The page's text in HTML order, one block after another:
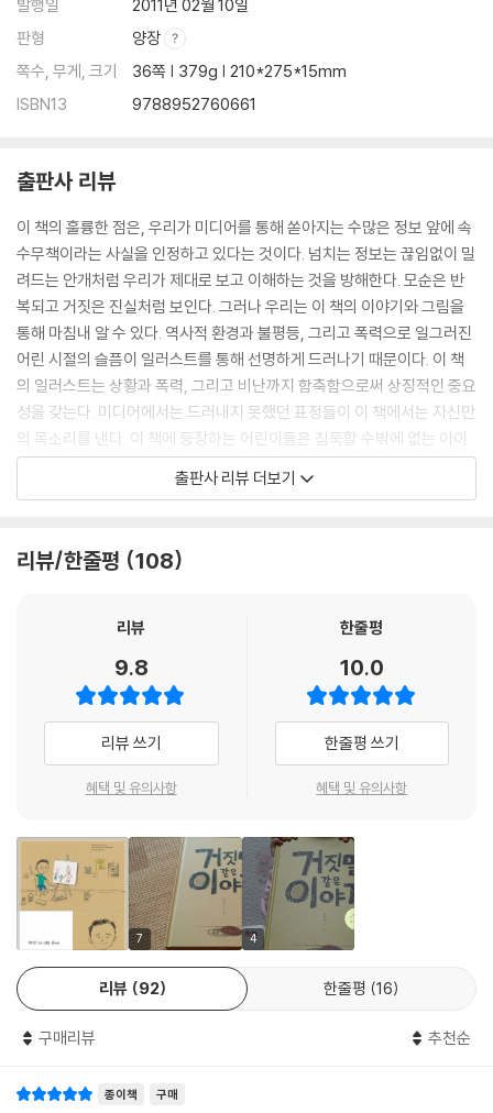
발행일
2011년 02월 10일
판형
양장
쪽수, 무게, 크기
36쪽 | 379g | 210*275*15mm
ISBN13
9788952760661
출판사 리뷰
이 책의 훌륭한 점은, 우리가 미디어를 통해 쏟아지는 수많은 정보 앞에 속
수무책이라는 사실을 인정하고 있다는 것이다. 넘치는 정보는 끊임없이 밀
려드는 안개처럼 우리가 제대로 보고 이해하는 것을 방해한다. 모순은 반
복되고 거짓은 진실처럼 보인다. 그러나 우리는 이 책의 이야기와 그림을
통해 마침내 알 수 있다. 역사적 환경과 불평등, 그리고 폭력으로 일그러진
어린 시절의 슬픔이 일러스트를 통해 선명하게 드러나기 때문이다. 이 책
의 일러스트는 상황과 폭력, 그리고 비난까지 함축함으로써 상징적인 중요
성을 갖는다. 미디어에서는 드러내지 못했던 표정들이 이 책에서는 자신만
의 목소리를 낸다. 이 책에 등장하는 어린이들은 침묵할 수밖에 없는 아이
들을 대변하고 있는 것이다. 조화로운 구성과 시적 특징은 고통 받는 아이
들에 대한 이 이야기를 한층 더 품격 있게 만든다. --- 『거짓말 같은 이야
거짓말 같지만 현실에서 진짜 일어나고 있는 일들을 통해 깊은 충격과 울
1959년 채택된 국제연합 아동 인권 선언문에 따르면, 모든 어린이에게는
10가지 기본적 인권이 있다. 무차별 평등, 기회 균등, 사회 보장, 우선적 보
호, 학대 방지, 모든 착취에서의 보호, 위급한 상황에서 우선 구조, 고아 및
기아의 수용 구호, 혹사 금지, 세계 평화에 기여함이다. 『거짓말 같은 이야
기』는 위와 같은 기본적 인권을 누리지 못하고 지구촌 곳곳에서 힘겨운 삶
대해 생각하게 하는 그림책이다. 무엇보다 어린이들의 참혹한 현실을 짧은
글과 간결한 그림으로 전해, 유치부터 초등학교 저학년까지의 아이들이 부
담 없이 읽을 수 있다. 부모의 품을 떠나 사회에 첫발을 내디디며 자연스레
접하는 이 인권 그림책은, 독자들이 자신의 터전뿐 아니라 더 넓은 세상으
로 눈을 돌릴 수 있는 아량을 키워 주고, 공동체의 한 구성원으로서의 역할
에 대해 생각해 보게 한다.
거짓말 같지만 현실에서 진짜 일어나고 있는 일들은 문학적 전개와 장치를
각국 어린이들의 모습을 뒤로하고 책장을 넘기면, 아이들이 처한 현실의
출판사 리뷰 더보기
리뷰/한줄평 108
리뷰
9.8
리뷰 쓰기
혜택 및 유의사항
한줄평
10.0
한줄평 쓰기
혜택 및 유의사항
7 4
리뷰 92 한줄평 16
구매리뷰 추천순
종이책 구매